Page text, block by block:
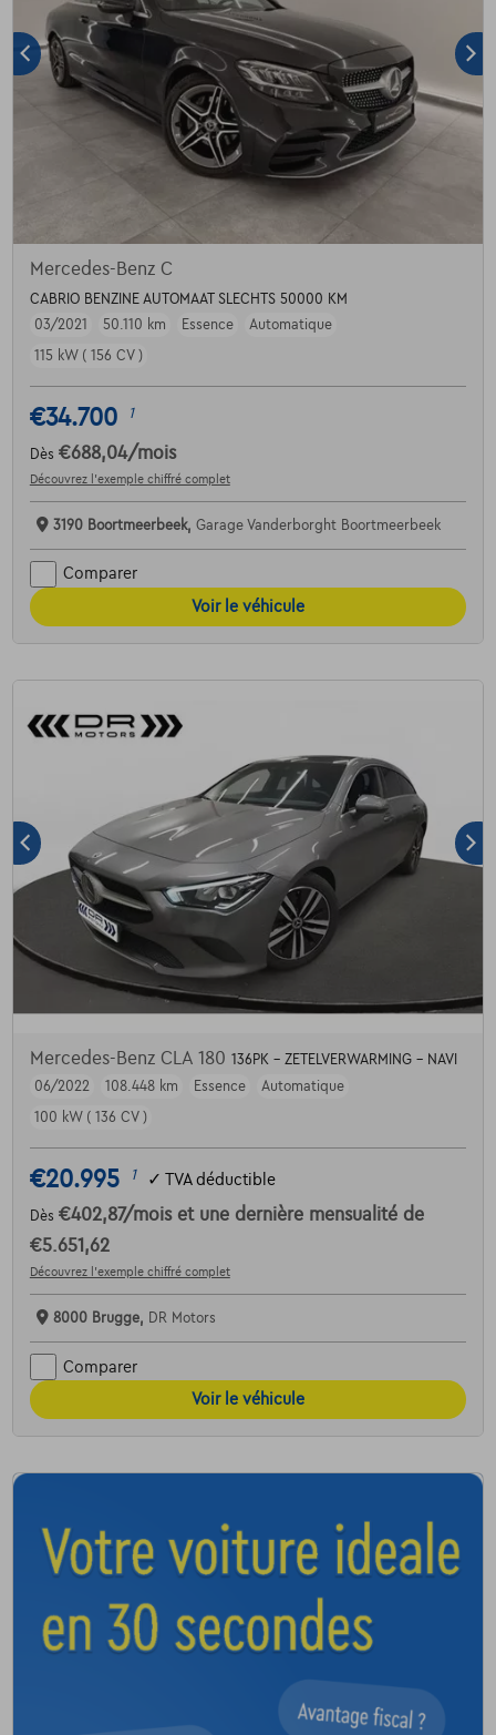
Mercedes-Benz C
CABRIO BENZINE AUTOMAAT SLECHTS 50000 KM
03/2021
50.110 km Essence
Automatique
115 kW ( 156 CV )
€34.700 1
Dès €688,04/mois
Découvrez l’exemple chiffré complet
3190 Boortmeerbeek, Garage Vanderborght Boortmeerbeek
Comparer
Voir le véhicule
Mercedes-Benz CLA 180 136PK - ZETELVERWARMING - NAVI
06/2022
108.448 km Essence
Automatique
100 kW ( 136 CV )
€20.995 1 ✓ TVA déductible
Dès €402,87/mois et une dernière mensualité de
€5.651,62
Découvrez l’exemple chiffré complet
8000 Brugge, DR Motors
Comparer
Voir le véhicule